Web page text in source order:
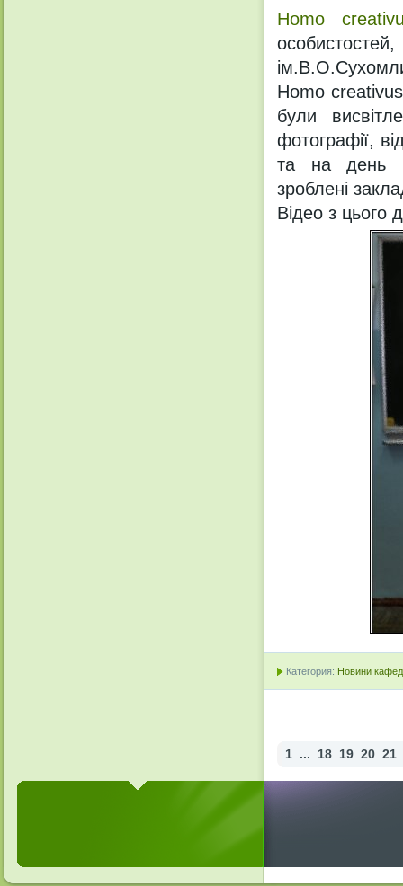
Homo
Homo
були
фотографії,
та на день
зроблені
Відео з цього
Категория: Новини
1 ... 18 19 20 21